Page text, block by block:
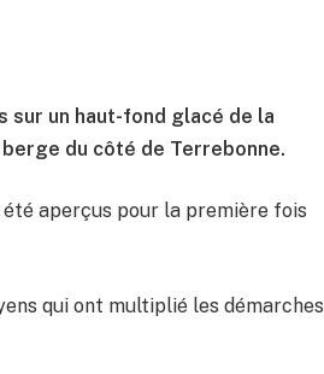
un haut-fond glacé de la
du côté de Terrebonne.
aperçus pour la première fois
qui ont multiplié les démarches